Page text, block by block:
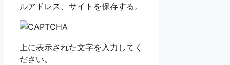
ルアドレス、サイトを保存する。
上に表示された文字を入力してく
ださい。